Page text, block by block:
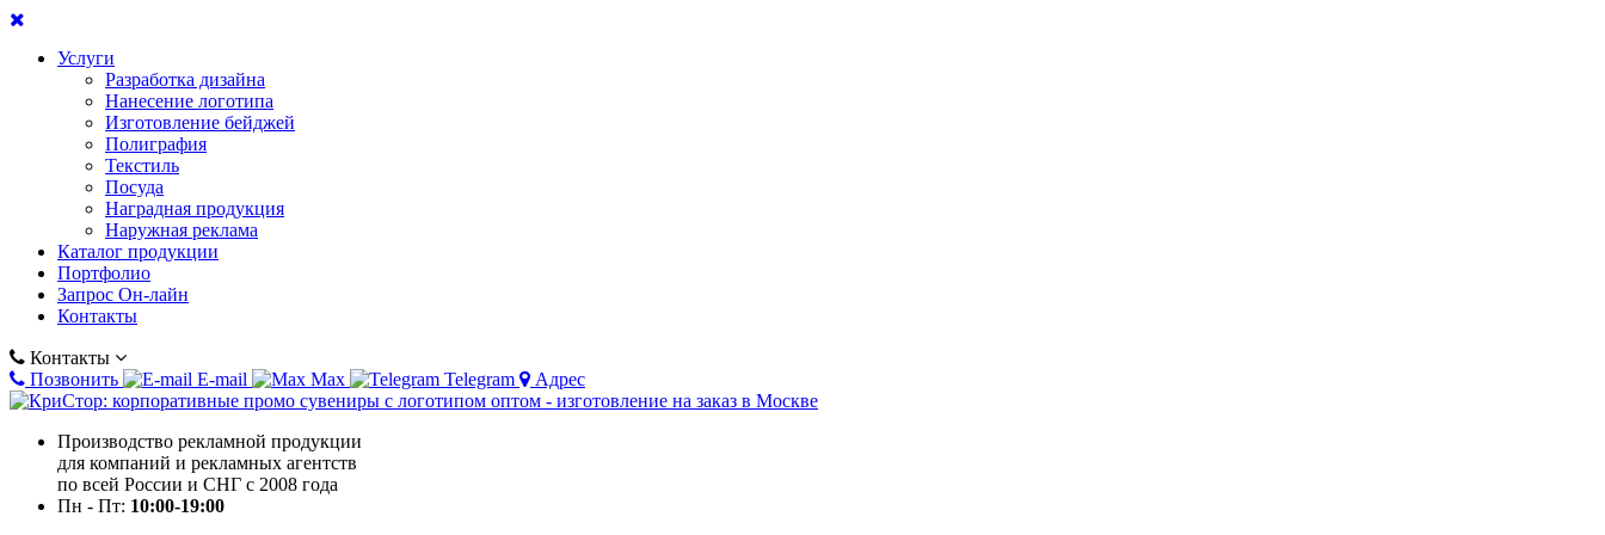
Услуги
Разработка дизайна
Нанесение логотипа
Изготовление бейджей
Полиграфия
Текстиль
Посуда
Наградная продукция
Наружная реклама
Каталог продукции
Портфолио
Запрос Он-лайн
Контакты
Контакты
Позвонить
E-mail Max Telegram Адрес
Производство рекламной продукции
для компаний и рекламных агентств
по всей России и СНГ с 2008 года
Пн - Пт: 10:00-19:00